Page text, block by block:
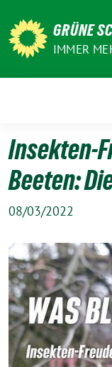
zum
Inhalt
GRÜNE
IMMER
Insekten-
Beeten:
08/03/2022